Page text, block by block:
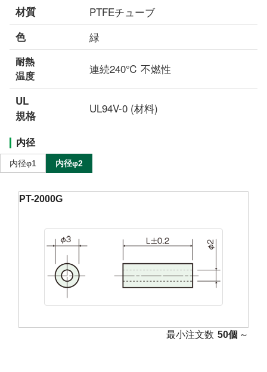
材質
PTFEチューブ
色 緑
耐熱
温度
連続240℃ 不燃性
UL
規格
UL94V-0 (材料)
内径
内径φ1 内径φ2
PT-2000G
最小注文数 50個 ～